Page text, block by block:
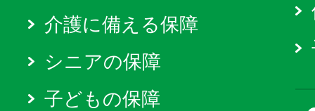
介護に備える保障
シニアの保障
子どもの保障